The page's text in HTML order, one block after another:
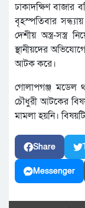
ঢাকাদক্ষিণ
বৃহস্পতিবার
দেশীয় অস্ত্র-
স্থানীয়দের
আটক করে।
গোলাপগঞ্জ মডেল
চৌধুরী আটকের
মামলা হয়নি।
Share
Messenger